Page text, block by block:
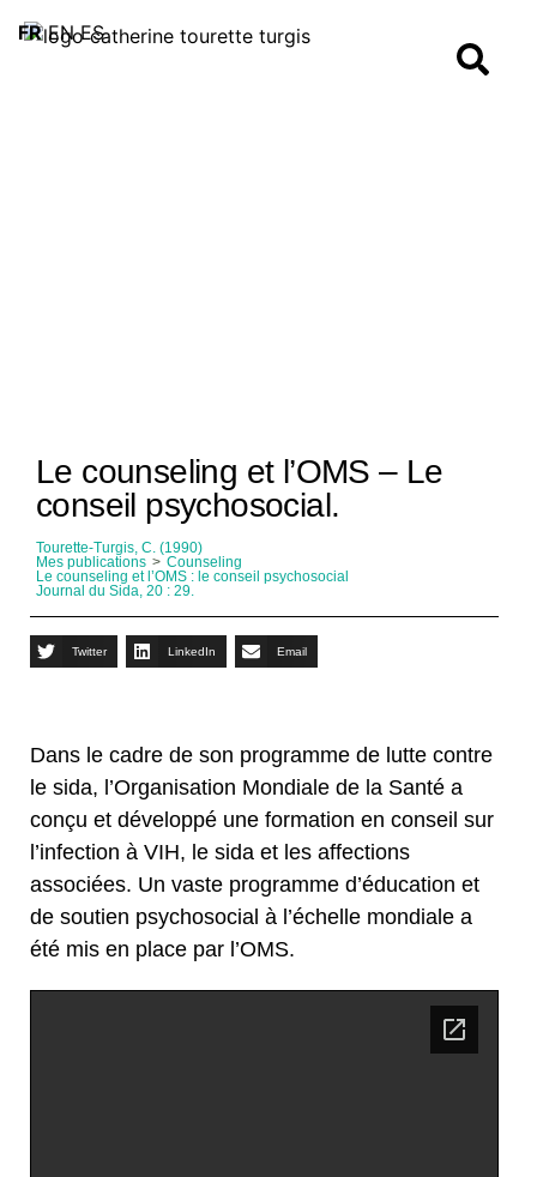
Le counseling et l’OMS – Le
conseil psychosocial.
Tourette-Turgis, C. (1990)
Mes publications > Counseling
Le counseling et l’OMS : le conseil psychosocial
Journal du Sida, 20 : 29.
Twitter LinkedIn Email
Dans le cadre de son programme de lutte contre
le sida, l’Organisation Mondiale de la Santé a
conçu et développé une formation en conseil sur
l’infection à VIH, le sida et les affections
associées. Un vaste programme d’éducation et
de soutien psychosocial à l’échelle mondiale a
été mis en place par l’OMS.
FR EN ES